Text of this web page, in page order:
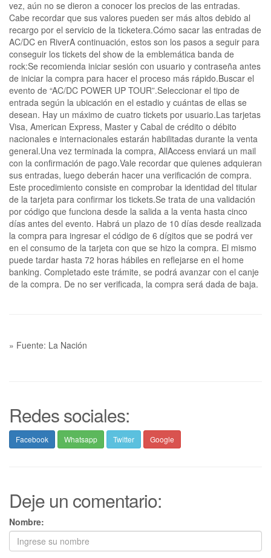
vez, aún no se dieron a conocer los precios de las entradas.
Cabe recordar que sus valores pueden ser más altos debido al
recargo por el servicio de la ticketera.Cómo sacar las entradas de
AC/DC en RiverA continuación, estos son los pasos a seguir para
conseguir los tickets del show de la emblemática banda de
rock:Se recomienda iniciar sesión con usuario y contraseña antes
de iniciar la compra para hacer el proceso más rápido.Buscar el
evento de “AC/DC POWER UP TOUR”.Seleccionar el tipo de
entrada según la ubicación en el estadio y cuántas de ellas se
desean. Hay un máximo de cuatro tickets por usuario.Las tarjetas
Visa, American Express, Master y Cabal de crédito o débito
nacionales e internacionales estarán habilitadas durante la venta
general.Una vez terminada la compra, AllAccess enviará un mail
con la confirmación de pago.Vale recordar que quienes adquieran
sus entradas, luego deberán hacer una verificación de compra.
Este procedimiento consiste en comprobar la identidad del titular
de la tarjeta para confirmar los tickets.Se trata de una validación
por código que funciona desde la salida a la venta hasta cinco
días antes del evento. Habrá un plazo de 10 días desde realizada
la compra para ingresar el código de 6 dígitos que se podrá ver
en el consumo de la tarjeta con que se hizo la compra. El mismo
puede tardar hasta 72 horas hábiles en reflejarse en el home
banking. Completado este trámite, se podrá avanzar con el canje
de la compra. De no ser verificada, la compra será dada de baja.
» Fuente: La Nación
Redes sociales:
Facebook Whatsapp Twitter Google
Deje un comentario:
Nombre: